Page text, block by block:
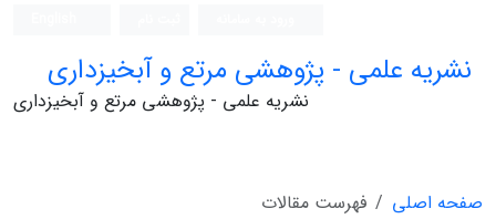
نشریه علمی - پژوهشی مرتع و آبخیزداری
نشریه علمی - پژوهشی مرتع و آبخیزداری
صفحه اصلی
فهرست مقالات